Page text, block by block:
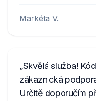
Markéta V.
Skvělá služba!
zákaznická
Určitě doporučím